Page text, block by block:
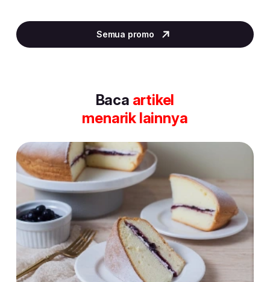
2
of
Semua promo
Baca artikel
menarik lainnya